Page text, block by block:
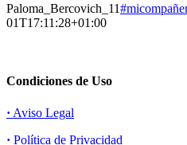
Paloma_Bercovich_11
01T17:11:28+01:00
Condiciones de Uso
· Aviso Legal
· Política de Privacidad